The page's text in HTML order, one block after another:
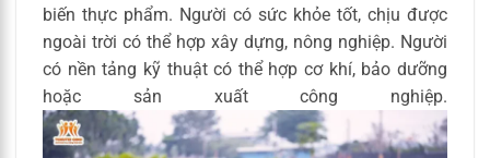
biến thực phẩm. Người có sức khỏe tốt, chịu được
ngoài trời có thể hợp xây dựng, nông nghiệp. Người
có nền tảng kỹ thuật có thể hợp cơ khí, bảo dưỡng
hoặc sản xuất công nghiệp.